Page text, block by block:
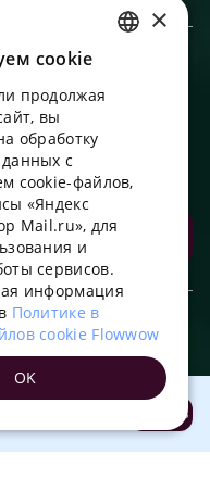
за покупки и
Открыть
ENGLISH
UKRAINIAN
PORTUGUESE
FRENCH
TURKISH
POLISH
×
сookie
продолжая
вы
обработку
с
cookie-файлов,
«Яндекс
Mail.ru», для
и
сервисов.
информация
Политике в
cookie Flowwow
OK